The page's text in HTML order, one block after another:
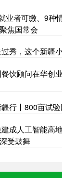
业者可缴、9种
焦国常会
秀，这个新疆
饮顾问在华创
行丨800亩试验
成人工智能高
受鼓舞